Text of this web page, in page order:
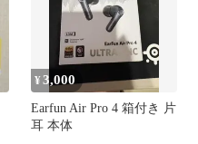
¥3,000
Earfun Air Pro 4 箱付き 片
耳 本体